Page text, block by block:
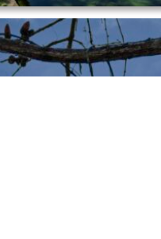
LEJA JARDIN REPOSANT